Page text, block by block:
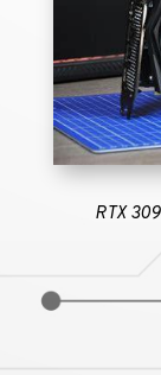
RTX